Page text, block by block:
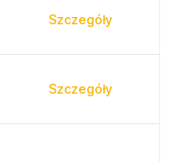
Szczegóły
Szczegóły